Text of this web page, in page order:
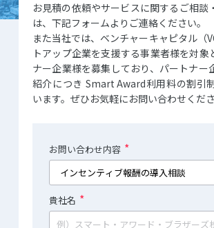
お見積の依頼やサービスに関するご相談
は、下記フォームよりご連絡ください。
また当社では、ベンチャーキャピタル（
トアップ企業を支援する事業者様を対象
ナー企業様を募集しており、 パートナー
紹介につき Smart Award利用料の割引
います。 ぜひお気軽にお問い合わせくださ
お問い合わせ内容 *
貴社名 *